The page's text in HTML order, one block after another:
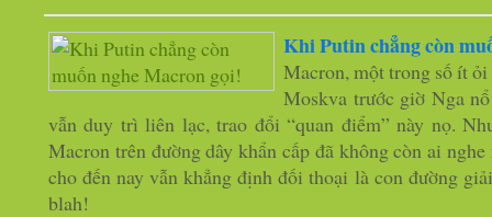
Khi Putin chẳng còn
Macron, một trong số ít
Moskva trước giờ Nga
vẫn duy trì liên lạc, trao đổi “quan điểm” này nọ.
Macron trên đường dây khẩn cấp đã không còn ai
cho đến nay vẫn khẳng định đối thoại là con đường
blah!